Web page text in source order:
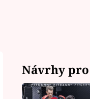
Návrhy pro